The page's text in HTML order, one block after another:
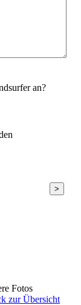
an?
>
Fotos
zur Übersicht